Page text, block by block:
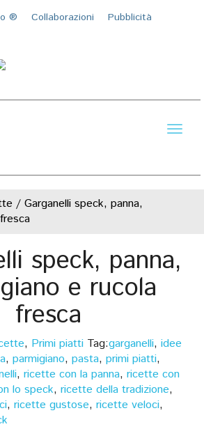
®️ Collaborazioni
Pubblicità
/ Garganelli speck, panna,
speck, panna,
e rucola
fresca
, Primi piatti Tag:garganelli, idee
, parmigiano, pasta, primi piatti,
, ricette con la panna, ricette con
lo speck, ricette della tradizione,
, ricette gustose, ricette veloci,